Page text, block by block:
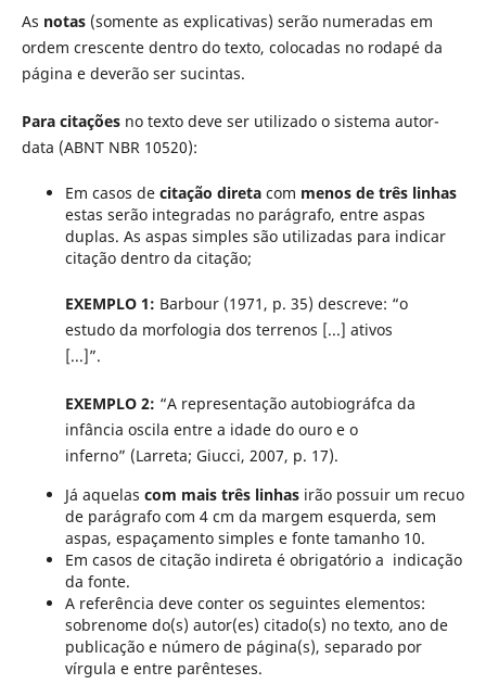
As notas(somente as explicativas) serão numeradas em
ordem crescente dentro do texto, colocadas no rodapé da
página e deverão ser sucintas.
Para citaçõesno texto deve ser utilizado o sistema autor-
data (ABNT NBR 10520):
Em casos de citação diretacom menos de três linhas
estas serão integradas no parágrafo, entre aspas
duplas. As aspas simples são utilizadas para indicar
citação dentro da citação;
EXEMPLO 1: Barbour (1971, p. 35) descreve: “o
estudo da morfologia dos terrenos [...] ativos
[...]”.
EXEMPLO 2: “A representação autobiográfca da
infância oscila entre a idade do ouro e o
inferno” (Larreta; Giucci, 2007, p. 17).
Já aquelas com mais três linhas irão possuir um recuo
de parágrafo com 4 cm da margem esquerda, sem
aspas, espaçamento simples e fonte tamanho 10.
Em casos de citação indireta é obrigatório a indicação
da fonte.
A referência deve conter os seguintes elementos:
sobrenome do(s) autor(es) citado(s) no texto, ano de
publicação e número de página(s), separado por
vírgula e entre parênteses.